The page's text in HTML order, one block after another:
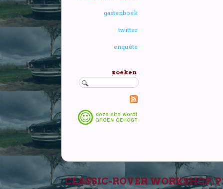
gastenboek
twitter
enquête
zoeken
CLASSIC-ROVER WORKSHOP,